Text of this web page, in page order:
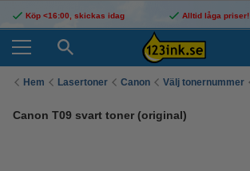
Köp <16:00, skickas idag Alltid låga priser!
Hem Lasertoner Canon Välj tonernummer
Canon T09 svart toner (original)